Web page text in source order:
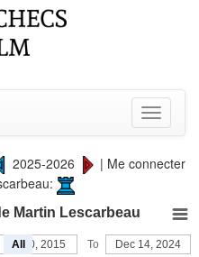
Toggle
2025-2026 | Me connecter
Oct 10, 2015 To Dec 14, 2024
Martin Lescarbeau
All